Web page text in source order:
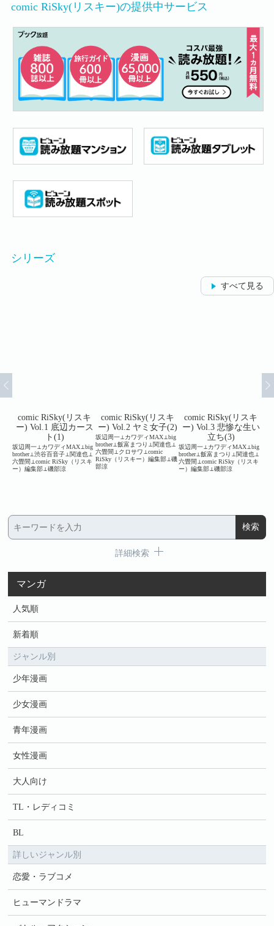
comic RiSky(リスキー)の提供中サービス
シリーズ
すべて見る
comic RiSky(リスキ
ー) Vol.1 底辺カース
ト(1)
坂辺周一⊥カワディMAX⊥big
brother⊥渋谷百音子⊥関達也⊥
六畳間⊥comic RiSky（リスキ
ー）編集部⊥磯部涼
comic RiSky(リスキ
ー) Vol.2 ヤミ女子(2)
坂辺周一⊥カワディMAX⊥big
brother⊥飯富まつり⊥関達也⊥
六畳間⊥クロサワ⊥comic
RiSky（リスキー）編集部⊥磯
部涼
comic RiSky(リスキ
ー) Vol.3 悲惨な生い
立ち(3)
坂辺周一⊥カワディMAX⊥big
brother⊥飯富まつり⊥関達也⊥
六畳間⊥comic RiSky（リスキ
ー）編集部⊥磯部涼
詳細検索
マンガ
人気順
新着順
ジャンル別
少年漫画
少女漫画
青年漫画
女性漫画
大人向け
TL・レディコミ
BL
詳しいジャンル別
恋愛・ラブコメ
ヒューマンドラマ